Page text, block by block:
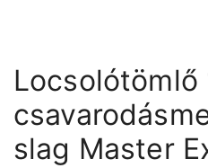
Locsolótömlő
slag Master